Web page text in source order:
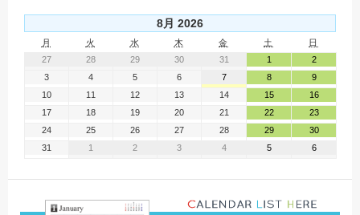
8月 2026
月 火 水 木 金 土
日
27
28 29 30 31 1
2
3
4 5 6 7 8
9
10
11 12 13 14 15
16
17
18 19 20 21 22
23
24
25 26 27 28 29
30
31
1 2 3 4 5 6